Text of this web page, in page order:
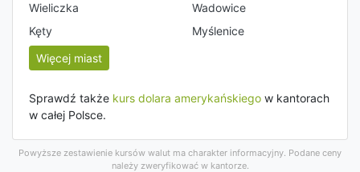
Wieliczka
Wadowice
Kęty
Myślenice
Więcej miast
Sprawdź także kurs dolara amerykańskiego w kantorach
w całej Polsce.
Powyższe zestawienie kursów walut ma charakter informacyjny. Podane ceny
należy zweryfikować w kantorze.